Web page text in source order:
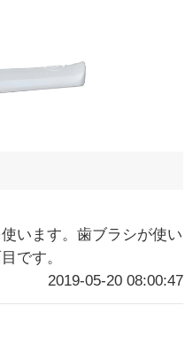
います。歯ブラシが使い
です。
2019-05-20 08:00:47